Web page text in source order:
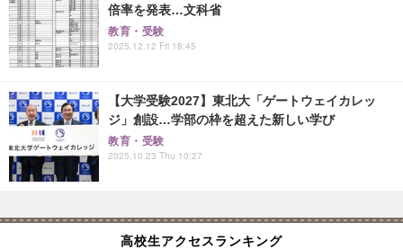
倍率を発表…文科省
教育・受験
2025.12.12 Fri 18:45
【大学受験2027】東北大「ゲートウェイカレッ
ジ」創設…学部の枠を超えた新しい学び
教育・受験
2025.10.23 Thu 10:27
高校生アクセスランキング